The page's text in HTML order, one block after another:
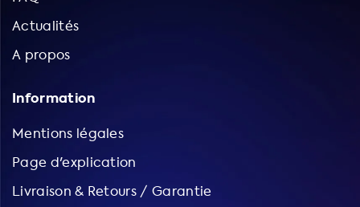
Actualités
A propos
Information
Mentions légales
Page d'explication
Livraison & Retours / Garantie